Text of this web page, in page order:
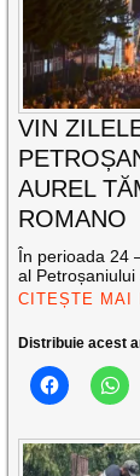
VIN
AUREL
ROMANO
În perioada 24
al
CITEȘTE MAI
Distribuie acest